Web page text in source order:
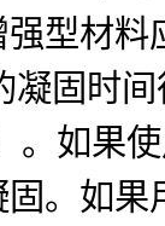
型材料
凝固时
。如果
。如果